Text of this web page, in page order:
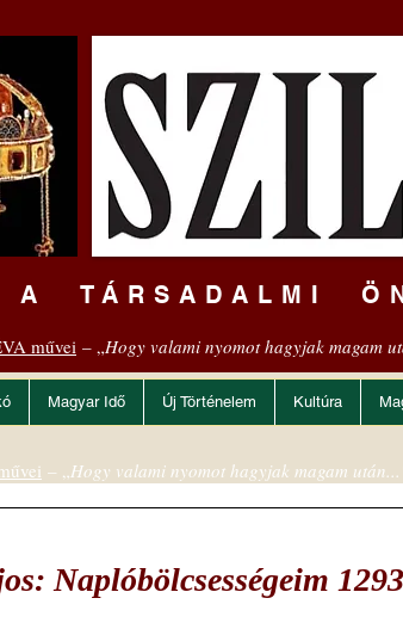
A TÁRSADALMI
művei – „Hogy valami nyomot hagyjak magam
Magyar Idő Új Történelem Kultúra
Naplóbölcsességeim
– „Hogy valami nyomot hagyjak magam